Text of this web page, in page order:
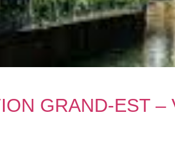
GRAND-EST –